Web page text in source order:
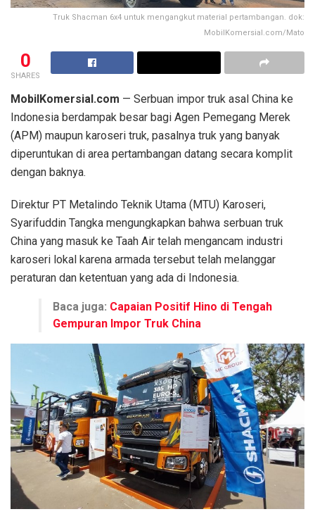
Truk Shacman 6x4 untuk mengangkut material pertambangan. dok:
MobilKomersial.com/Mato
0
SHARES
MobilKomersial.com — Serbuan impor truk asal China ke
Indonesia berdampak besar bagi Agen Pemegang Merek
(APM) maupun karoseri truk, pasalnya truk yang banyak
diperuntukan di area pertambangan datang secara komplit
dengan baknya.
Direktur PT Metalindo Teknik Utama (MTU) Karoseri,
Syarifuddin Tangka mengungkapkan bahwa serbuan truk
China yang masuk ke Taah Air telah mengancam industri
karoseri lokal karena armada tersebut telah melanggar
peraturan dan ketentuan yang ada di Indonesia.
Baca juga: Capaian Positif Hino di Tengah
Gempuran Impor Truk China